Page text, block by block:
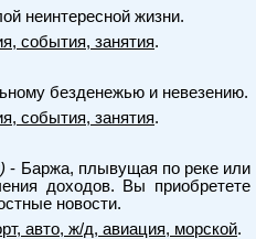
неинтересной жизни.
события, занятия.
безденежью и невезению.
события, занятия.
- Баржа, плывущая по реке или
доходов. Вы приобретете
новости.
авто, ж/д, авиация, морской.